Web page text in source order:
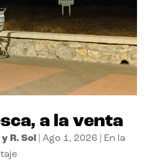
a la venta
R. Sol| Ago 1, 2026
En la